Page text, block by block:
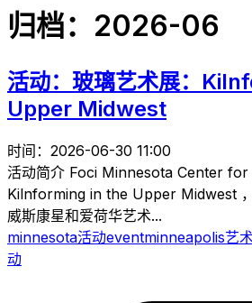
归档：2026-06
活动：玻璃艺术展：
Upper Midwest
时间：2026-06-30 11:00
活动简介 Foci Minnesota Center for
Kilnforming in the Upper Midwest ，
威斯康星和爱荷华艺术...
minnesota活动eventminneapolis艺
动